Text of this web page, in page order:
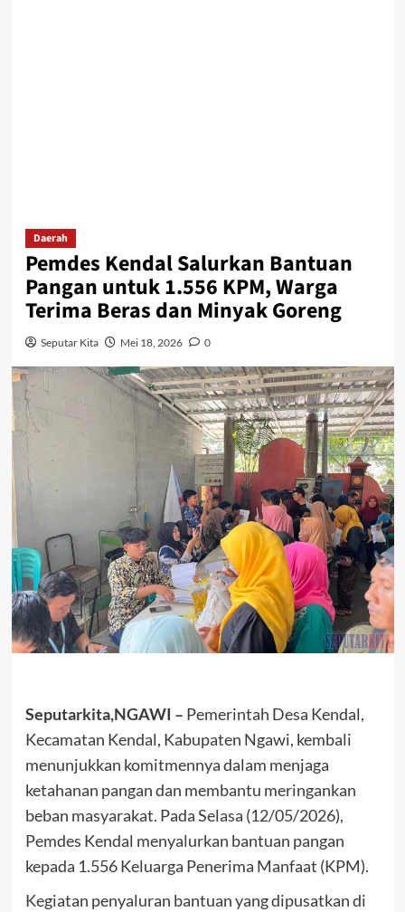
Daerah
Pemdes Kendal Salurkan Bantuan
Pangan untuk 1.556 KPM, Warga
Terima Beras dan Minyak Goreng
Seputar Kita Mei 18, 2026 0
Seputarkita,NGAWI – Pemerintah Desa Kendal,
Kecamatan Kendal, Kabupaten Ngawi, kembali
menunjukkan komitmennya dalam menjaga
ketahanan pangan dan membantu meringankan
beban masyarakat. Pada Selasa (12/05/2026),
Pemdes Kendal menyalurkan bantuan pangan
kepada 1.556 Keluarga Penerima Manfaat (KPM).
Kegiatan penyaluran bantuan yang dipusatkan di